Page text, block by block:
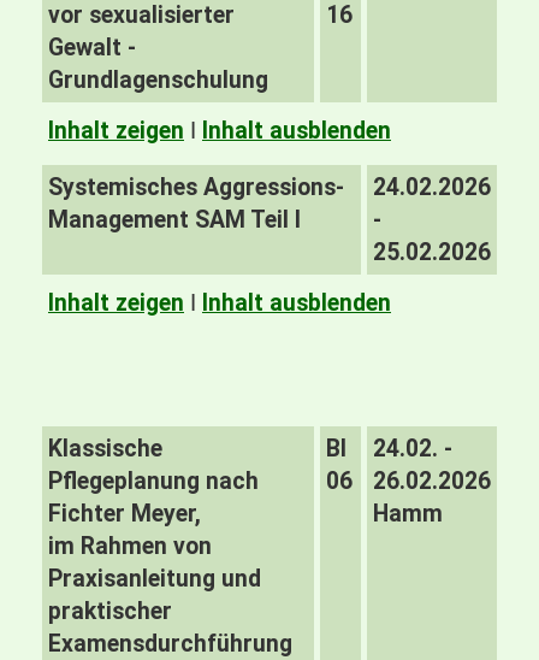
vor sexualisierter
Gewalt -
Grundlagenschulung
16
Inhalt zeigen I Inhalt ausblenden
Systemisches Aggressions-
Management SAM Teil I
24.02.2026
-
25.02.2026
Inhalt zeigen I Inhalt ausblenden
Klassische
Pflegeplanung nach
Fichter Meyer,
im Rahmen von
Praxisanleitung und
praktischer
Examensdurchführung
BI
06
24.02. -
26.02.2026
Hamm